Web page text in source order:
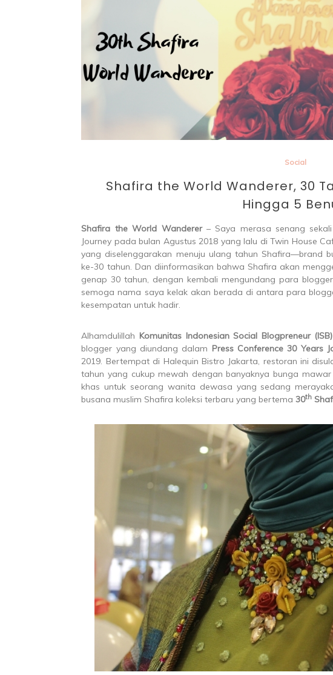
Social
Shafira the World Wanderer, 30
Hingga 5
Shafira the World Wanderer– Saya merasa senang
Journey pada bulan Agustus 2018 yang lalu di Twin House
yang diselenggarakan menuju ulang tahun Shafira—brand
ke-30 tahun. Dan diinformasikan bahwa Shafira akan
genap 30 tahun, dengan kembali mengundang para
semoga nama saya kelak akan berada di antara para
kesempatan untuk hadir.
Alhamdulillah Komunitas Indonesian Social Blogpreneur (ISB)
blogger yang diundang dalam Press Conference 30 Years
2019. Bertempat di Halequin Bistro Jakarta, restoran ini
tahun yang cukup mewah dengan banyaknya bunga
khas untuk seorang wanita dewasa yang sedang
busana muslim Shafira koleksi terbaru yang bertema30th